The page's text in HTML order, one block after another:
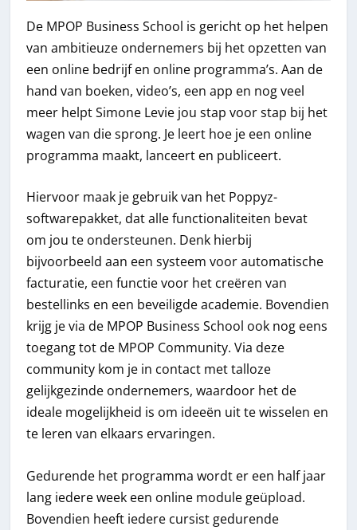
De MPOP Business School is gericht op het helpen
van ambitieuze ondernemers bij het opzetten van
een online bedrijf en online programma’s. Aan de
hand van boeken, video’s, een app en nog veel
meer helpt Simone Levie jou stap voor stap bij het
wagen van die sprong. Je leert hoe je een online
programma maakt, lanceert en publiceert.
Hiervoor maak je gebruik van het Poppyz-
softwarepakket, dat alle functionaliteiten bevat
om jou te ondersteunen. Denk hierbij
bijvoorbeeld aan een systeem voor automatische
facturatie, een functie voor het creëren van
bestellinks en een beveiligde academie. Bovendien
krijg je via de MPOP Business School ook nog eens
toegang tot de MPOP Community. Via deze
community kom je in contact met talloze
gelijkgezinde ondernemers, waardoor het de
ideale mogelijkheid is om ideeën uit te wisselen en
te leren van elkaars ervaringen.
Gedurende het programma wordt er een half jaar
lang iedere week een online module geüpload.
Bovendien heeft iedere cursist gedurende